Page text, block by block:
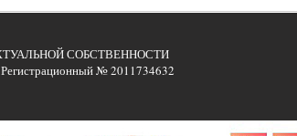
СОБСТВЕННОСТИ
№ 2011734632